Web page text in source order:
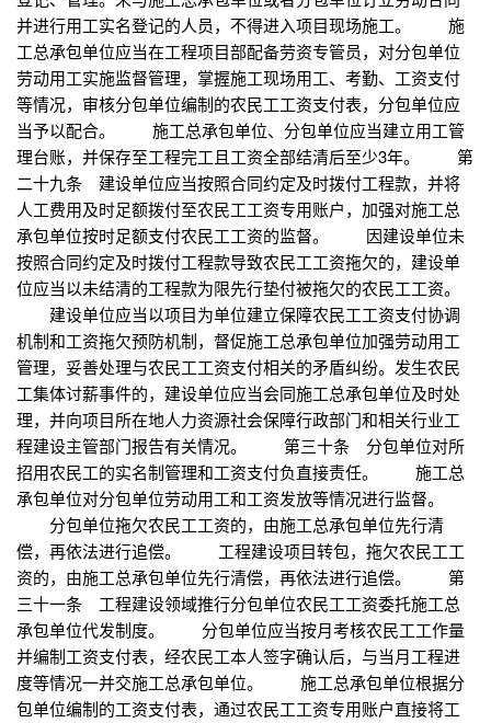
并进行用工实名登记的人员，不得进入项目现场施工。 施
工总承包单位应当在工程项目部配备劳资专管员，对分包单位
劳动用工实施监督管理，掌握施工现场用工、考勤、工资支付
等情况，审核分包单位编制的农民工工资支付表，分包单位应
当予以配合。 施工总承包单位、分包单位应当建立用工管
理台账，并保存至工程完工且工资全部结清后至少3年。 第
二十九条 建设单位应当按照合同约定及时拨付工程款，并将
人工费用及时足额拨付至农民工工资专用账户，加强对施工总
承包单位按时足额支付农民工工资的监督。 因建设单位未
按照合同约定及时拨付工程款导致农民工工资拖欠的，建设单
位应当以未结清的工程款为限先行垫付被拖欠的农民工工资。
建设单位应当以项目为单位建立保障农民工工资支付协调
机制和工资拖欠预防机制，督促施工总承包单位加强劳动用工
管理，妥善处理与农民工工资支付相关的矛盾纠纷。发生农民
工集体讨薪事件的，建设单位应当会同施工总承包单位及时处
理，并向项目所在地人力资源社会保障行政部门和相关行业工
程建设主管部门报告有关情况。 第三十条 分包单位对所
招用农民工的实名制管理和工资支付负直接责任。 施工总
承包单位对分包单位劳动用工和工资发放等情况进行监督。
分包单位拖欠农民工工资的，由施工总承包单位先行清
偿，再依法进行追偿。 工程建设项目转包，拖欠农民工工
资的，由施工总承包单位先行清偿，再依法进行追偿。 第
三十一条 工程建设领域推行分包单位农民工工资委托施工总
承包单位代发制度。 分包单位应当按月考核农民工工作量
并编制工资支付表，经农民工本人签字确认后，与当月工程进
度等情况一并交施工总承包单位。 施工总承包单位根据分
包单位编制的工资支付表，通过农民工工资专用账户直接将工